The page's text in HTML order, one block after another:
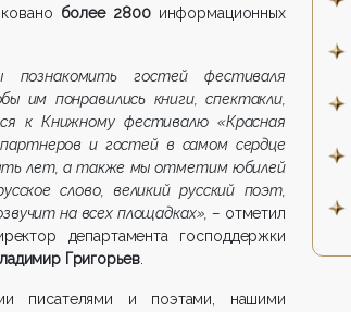
более 2800информационных
гостей фестиваля
им понравились книги, спектакли,
к Книжному фестивалю «Красная
и гостей в самом сердце
лет, а также мы отметим юбилей
слово, великий русский поэт,
на всех площадках», – отметил
департамента господдержки
Григорьев.
писателями и поэтами, нашими